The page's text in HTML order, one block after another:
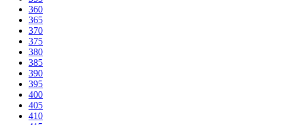
360
365
370
375
380
385
390
395
400
405
410